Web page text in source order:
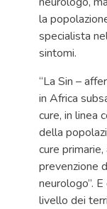
la
specialista
sintomi.
“La Sin –
in Africa
cure, in linea
della
cure
prevenzione
neurologo”.
livello dei